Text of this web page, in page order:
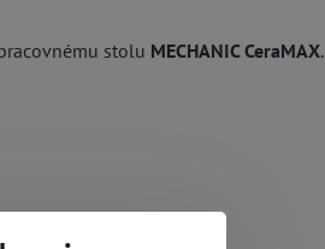
stolu MECHANIC CeraMAX.